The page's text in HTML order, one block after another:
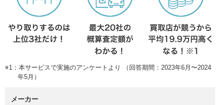
※1：本サービスで実施のアンケートより （回答期間：2023年6月〜2024
年5月）
メーカー